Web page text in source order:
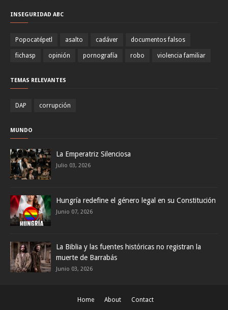
INSEGURIDAD ABC
Popocatépetl asalto cadáver documentos falsos
fichasp opinión pornografía robo violencia familiar
TEMAS RELEVANTES
DAP corrupción
MUNDO
La Emperatriz Silenciosa
Julio 03, 2026
Hungría redefine el género legal en su Constitución
Junio 07, 2026
La Biblia y las fuentes históricas no registran la
muerte de Barrabás
Junio 03, 2026
Home About Contact